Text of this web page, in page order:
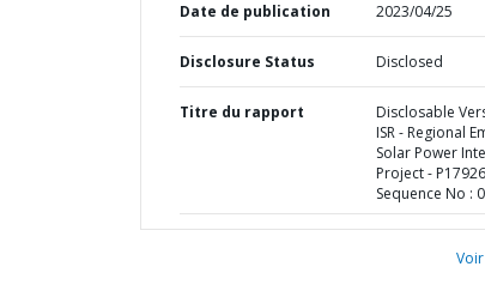
Date de publication 2023/04/25
Disclosure Status Disclosed
Titre du rapport
Disclosable
ISR - Regional
Solar Power
Project -
Sequence No :